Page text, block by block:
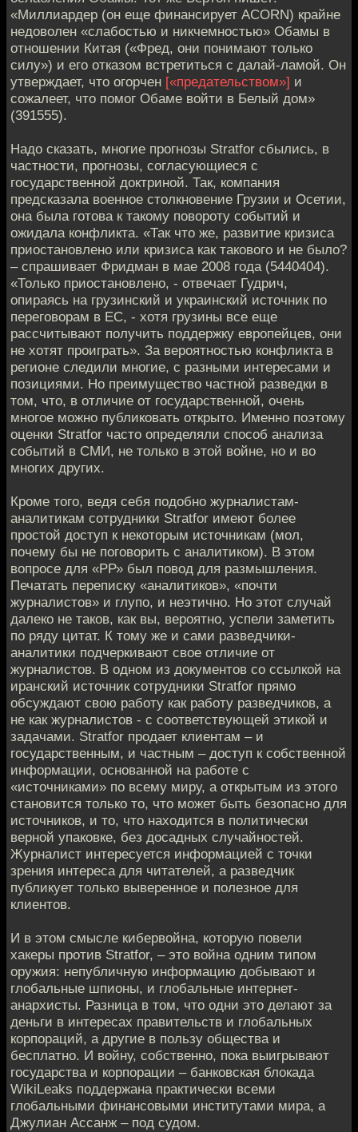
«Миллиардер (он еще финансирует ACORN) крайне
недоволен «слабостью и никчемностью» Обамы в
отношении Китая («Фред, они понимают только
силу») и его отказом встретиться с далай-ламой. Он
утверждает, что огорчен [«предательством»] и
сожалеет, что помог Обаме войти в Белый дом»
(391555).
Надо сказать, многие прогнозы Stratfor сбылись, в
частности, прогнозы, согласующиеся с
государственной доктриной. Так, компания
предсказала военное столкновение Грузии и Осетии,
она была готова к такому повороту событий и
ожидала конфликта. «Так что же, развитие кризиса
приостановлено или кризиса как такового и не было?
– спрашивает Фридман в мае 2008 года (5440404).
«Только приостановлено, - отвечает Гудрич,
опираясь на грузинский и украинский источник по
переговорам в ЕС, - хотя грузины все еще
рассчитывают получить поддержку европейцев, они
не хотят проиграть». За вероятностью конфликта в
регионе следили многие, с разными интересами и
позициями. Но преимущество частной разведки в
том, что, в отличие от государственной, очень
многое можно публиковать открыто. Именно поэтому
оценки Stratfor часто определяли способ анализа
событий в СМИ, не только в этой войне, но и во
многих других.
Кроме того, ведя себя подобно журналистам-
аналитикам сотрудники Stratfor имеют более
простой доступ к некоторым источникам (мол,
почему бы не поговорить с аналитиком). В этом
вопросе для «РР» был повод для размышления.
Печатать переписку «аналитиков», «почти
журналистов» и глупо, и неэтично. Но этот случай
далеко не таков, как вы, вероятно, успели заметить
по ряду цитат. К тому же и сами разведчики-
аналитики подчеркивают свое отличие от
журналистов. В одном из документов со ссылкой на
иранский источник сотрудники Stratfor прямо
обсуждают свою работу как работу разведчиков, а
не как журналистов - с соответствующей этикой и
задачами. Stratfor продает клиентам – и
государственным, и частным – доступ к собственной
информации, основанной на работе с
«источниками» по всему миру, а открытым из этого
становится только то, что может быть безопасно для
источников, и то, что находится в политически
верной упаковке, без досадных случайностей.
Журналист интересуется информацией с точки
зрения интереса для читателей, а разведчик
публикует только выверенное и полезное для
клиентов.
И в этом смысле кибервойна, которую повели
хакеры против Stratfor, – это война одним типом
оружия: непубличную информацию добывают и
глобальные шпионы, и глобальные интернет-
анархисты. Разница в том, что одни это делают за
деньги в интересах правительств и глобальных
корпораций, а другие в пользу общества и
бесплатно. И войну, собственно, пока выигрывают
государства и корпорации – банковская блокада
WikiLeaks поддержана практически всеми
глобальными финансовыми институтами мира, а
Джулиан Ассанж – под судом.